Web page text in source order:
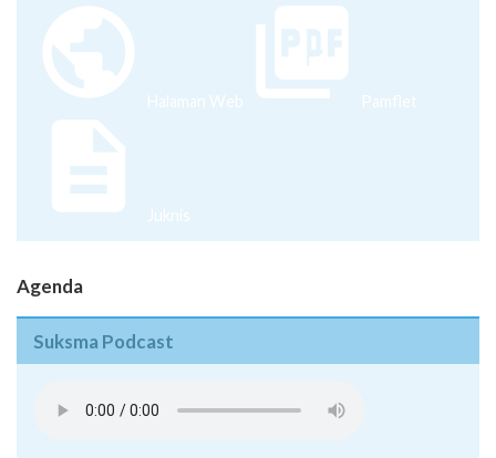
Halaman Web Pamflet
Juknis
Agenda
Suksma Podcast